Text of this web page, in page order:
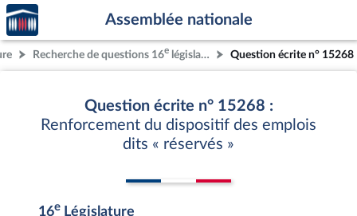
Aller au contenu
Aller en bas de la page
Accèder
à la
page
d'accueil
Assemblée nationale
Recherche de questions 16e législature Question écrite n° 15268
Question écrite n° 15268 :
Renforcement du dispositif des emplois
dits « réservés »
16e Législature